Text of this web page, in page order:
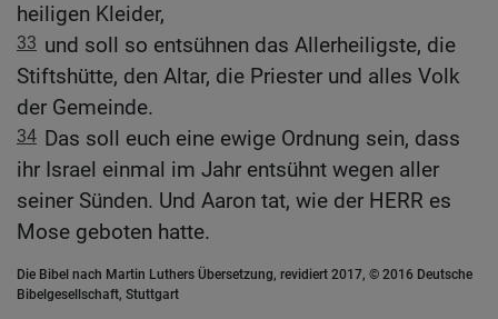
heiligen Kleider,
33 und soll so entsühnen das Allerheiligste, die
Stiftshütte, den Altar, die Priester und alles Volk
der Gemeinde.
34 Das soll euch eine ewige Ordnung sein, dass
ihr Israel einmal im Jahr entsühnt wegen aller
seiner Sünden. Und Aaron tat, wie der HERR es
Mose geboten hatte.
Die Bibel nach Martin Luthers Übersetzung, revidiert 2017, © 2016 Deutsche
Bibelgesellschaft, Stuttgart